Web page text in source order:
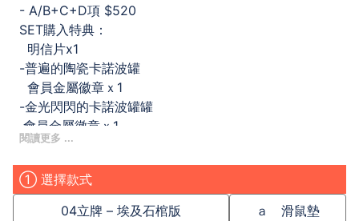
- A/B+C+D項 $520
SET購入特典：
明信片x1
-普遍的陶瓷卡諾波罐
會員金屬徽章ｘ1
-金光閃閃的卡諾波罐罐
會員金屬徽章ｘ1
特典小禮物 x 1組
會籍特典請 twitter dm 04確認
=====
繪師 : KAteW，犬科潮童
① 選擇款式
04立牌 – 埃及石棺版
ａ 滑鼠墊